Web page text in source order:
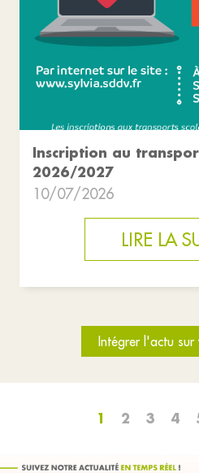
Inscription au
2026/2027
10/07/2026
LIRE LA
Intégrer l'actu sur
1 2 3 4